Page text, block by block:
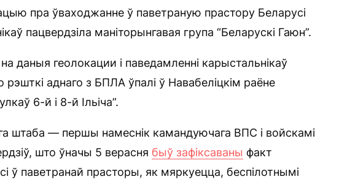
пра ўваходжанне ў паветраную прастору Беларусі
пацвердзіла маніторынгавая група “Беларускі Гаюн”.
даныя геолокации і паведамленні карыстальнікаў
рэшткі аднаго з БПЛА ўпалі ў Навабеліцкім раёне
6-й і 8-й Ільіча”.
штаба — першы намеснік камандуючага ВПС і войскамі
што ўначы 5 верасня быў зафіксаваны факт
ў паветранай прасторы, як мяркуецца, беспілотнымі